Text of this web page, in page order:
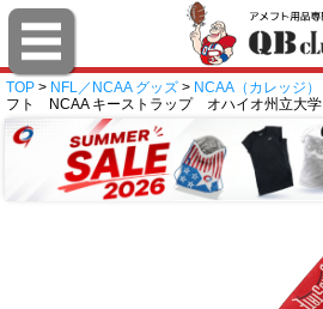
TOP > NFL／NCAA グッズ > NCAA（カレッジ）
フト NCAA キーストラップ オハイオ州立大学